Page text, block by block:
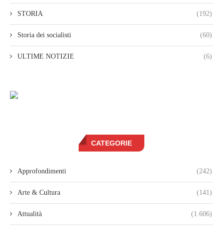
STORIA (192)
Storia dei socialisti (60)
ULTIME NOTIZIE (6)
CATEGORIE
Approfondimenti (242)
Arte & Cultura (141)
Attualità (1.606)